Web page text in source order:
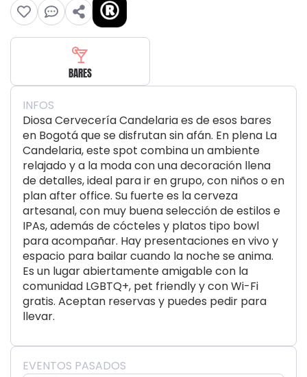
BARES
INFOS
Diosa Cervecería Candelaria es de esos bares
en Bogotá que se disfrutan sin afán. En plena La
Candelaria, este spot combina un ambiente
relajado y a la moda con una decoración llena
de detalles, ideal para ir en grupo, con niños o en
plan after office. Su fuerte es la cerveza
artesanal, con muy buena selección de estilos e
IPAs, además de cócteles y platos tipo bowl
para acompañar. Hay presentaciones en vivo y
espacio para bailar cuando la noche se anima.
Es un lugar abiertamente amigable con la
comunidad LGBTQ+, pet friendly y con Wi-Fi
gratis. Aceptan reservas y puedes pedir para
llevar.
EVENTOS PASADOS